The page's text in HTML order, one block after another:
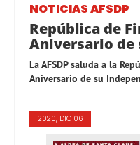
NOTICIAS AFSDP
República de
Aniversario de
La AFSDP saluda a la
Aniversario de su
2020, DIC 06